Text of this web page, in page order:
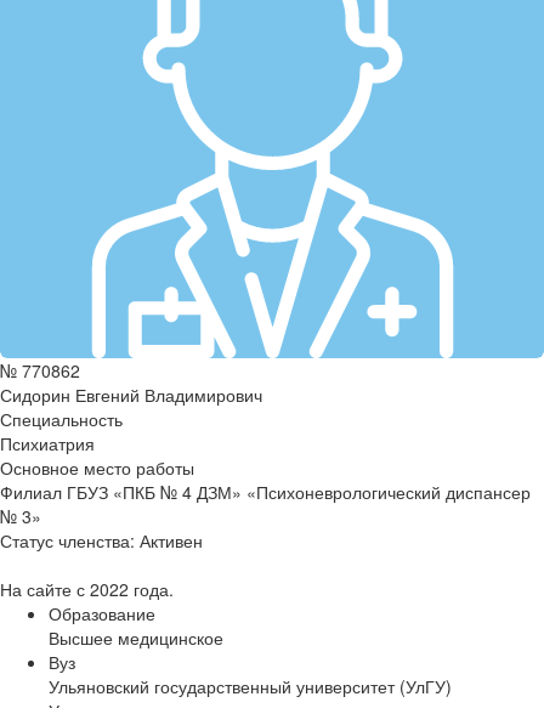
№ 770862
Сидорин Евгений Владимирович
Специальность
Психиатрия
Основное место работы
Филиал ГБУЗ «ПКБ № 4 ДЗМ» «Психоневрологический диспансер
№ 3»
Статус членства: Активен
На сайте с 2022 года.
Образование
Высшее медицинское
Вуз
Ульяновский государственный университет (УлГУ)